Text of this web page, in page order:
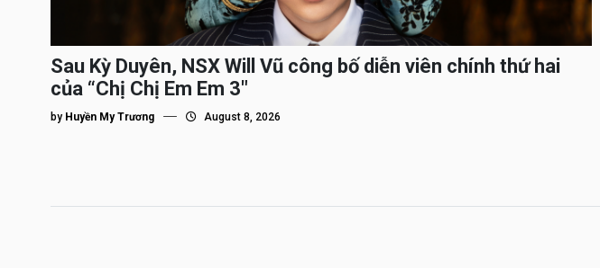
Sau Kỳ Duyên, NSX Will Vũ công bố diễn viên chính thứ hai
của “Chị Chị Em Em 3″
by Huyền My Trương August 8, 2026